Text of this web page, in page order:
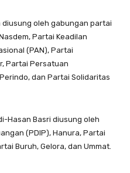
oleh gabungan partai
Partai Keadilan
(PAN), Partai
Partai Persatuan
dan Partai Solidaritas
Hasan Basri diusung oleh
(PDIP), Hanura, Partai
Buruh, Gelora, dan Ummat.